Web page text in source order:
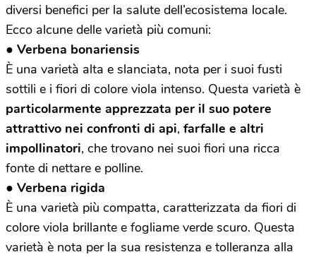
diversi benefici per la salute dell’ecosistema locale.
Ecco alcune delle varietà più comuni:
● Verbena bonariensis
È una varietà alta e slanciata, nota per i suoi fusti
sottili e i fiori di colore viola intenso. Questa varietà è
particolarmente apprezzata per il suo potere
attrattivo nei confronti di api, farfalle e altri
impollinatori, che trovano nei suoi fiori una ricca
fonte di nettare e polline.
● Verbena rigida
È una varietà più compatta, caratterizzata da fiori di
colore viola brillante e fogliame verde scuro. Questa
varietà è nota per la sua resistenza e tolleranza alla